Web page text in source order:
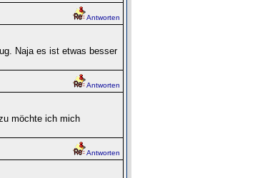
Antworten
Naja es ist etwas besser
Antworten
möchte ich mich
Antworten